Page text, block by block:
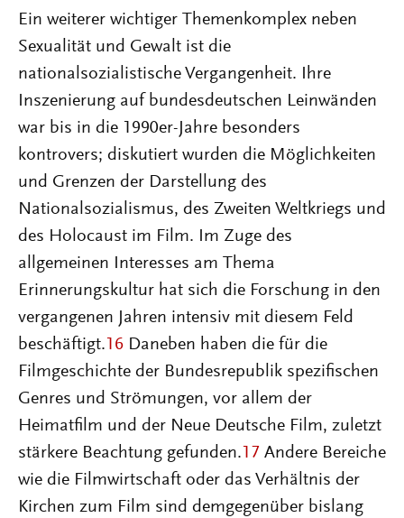
Ein weiterer wichtiger Themenkomplex neben
Sexualität und Gewalt ist die
nationalsozialistische Vergangenheit. Ihre
Inszenierung auf bundesdeutschen Leinwänden
war bis in die 1990er-Jahre besonders
kontrovers; diskutiert wurden die Möglichkeiten
und Grenzen der Darstellung des
Nationalsozialismus, des Zweiten Weltkriegs und
des Holocaust im Film. Im Zuge des
allgemeinen Interesses am Thema
Erinnerungskultur hat sich die Forschung in den
vergangenen Jahren intensiv mit diesem Feld
beschäftigt. 16 Daneben haben die für die
Filmgeschichte der Bundesrepublik spezifischen
Genres und Strömungen, vor allem der
Heimatfilm und der Neue Deutsche Film, zuletzt
stärkere Beachtung gefunden. 17 Andere Bereiche
wie die Filmwirtschaft oder das Verhältnis der
Kirchen zum Film sind demgegenüber bislang